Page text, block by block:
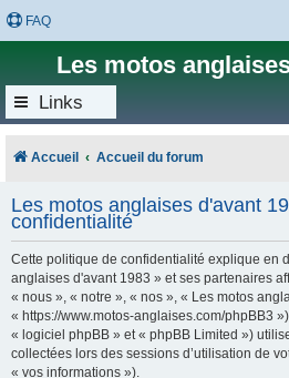
FAQ
Les motos
Links
Accueil Accueil du forum
Les motos anglaises d'avant
confidentialité
Cette politique de confidentialité explique en
anglaises d'avant 1983 » et ses partenaires
« nous », « notre », « nos », « Les motos
« https://www.motos-anglaises.com/phpBB3
« logiciel phpBB » et « phpBB Limited »)
collectées lors des sessions d’utilisation de
« vos informations »).